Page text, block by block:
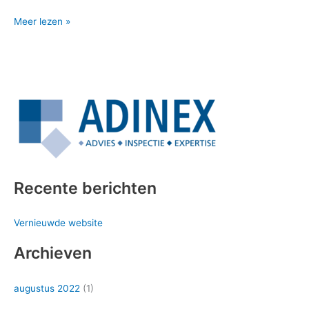
Meer lezen »
Recente berichten
Vernieuwde website
Archieven
augustus 2022 (1)